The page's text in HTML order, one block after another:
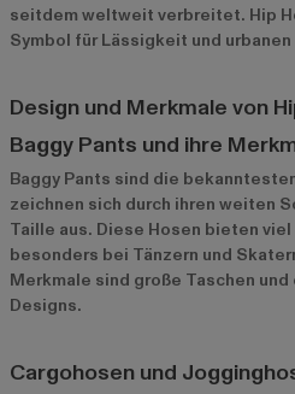
seitdem weltweit verbreitet. Hip
Symbol für Lässigkeit und
Design und Merkmale von
Baggy Pants und ihre
Baggy Pants sind die
zeichnen sich durch ihren weiten
Taille aus. Diese Hosen bieten
besonders bei Tänzern und
Merkmale sind große Taschen
Designs.
Cargohosen und